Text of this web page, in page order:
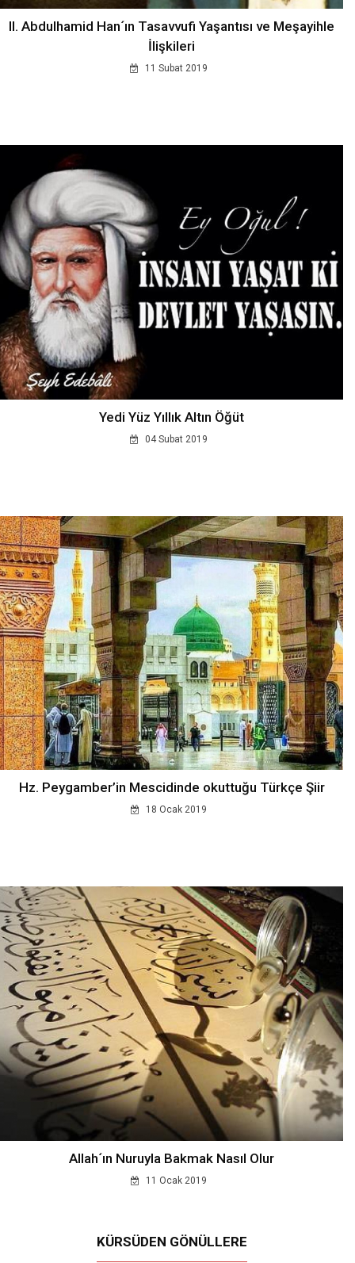
II. Abdulhamid Han´ın Tasavvufi Yaşantısı ve Meşayihle
İlişkileri
11 Subat 2019
Yedi Yüz Yıllık Altın Öğüt
04 Subat 2019
Hz. Peygamber’in Mescidinde okuttuğu Türkçe Şiir
18 Ocak 2019
Allah´ın Nuruyla Bakmak Nasıl Olur
11 Ocak 2019
KÜRSÜDEN GÖNÜLLERE